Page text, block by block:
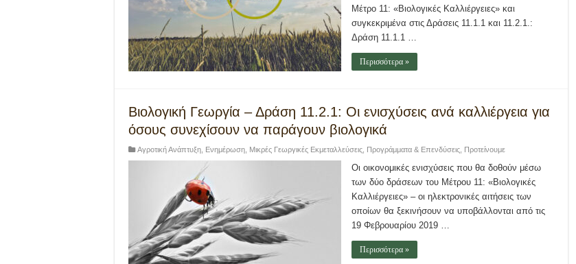
Μέτρο 11: «Βιολογικές Καλλιέργειες» και
συγκεκριμένα στις Δράσεις 11.1.1 και 11.2.1.:
Δράση 11.1.1 …
Περισσότερα »
Βιολογική Γεωργία – Δράση 11.2.1: Οι ενισχύσεις ανά καλλιέργεια για
όσους συνεχίσουν να παράγουν βιολογικά
Αγροτική Ανάπτυξη Ενημέρωση Μικρές Γεωργικές Εκμεταλλεύσεις Προγράμματα & Επενδύσεις Προτείνουμε
Οι οικονομικές ενισχύσεις που θα δοθούν μέσω
των δύο δράσεων του Μέτρου 11: «Βιολογικές
Καλλιέργειες» – οι ηλεκτρονικές αιτήσεις των
οποίων θα ξεκινήσουν να υποβάλλονται από τις
19 Φεβρουαρίου 2019 …
Περισσότερα »